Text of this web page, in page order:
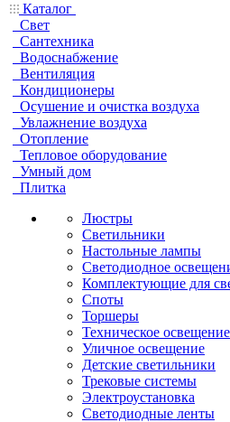
Каталог
Свет
Сантехника
Водоснабжение
Вентиляция
Кондиционеры
Осушение и очистка воздуха
Увлажнение воздуха
Отопление
Тепловое оборудование
Умный дом
Плитка
Люстры
Светильники
Настольные лампы
Светодиодное
Комплектующие для
Споты
Торшеры
Техническое освещение
Уличное освещение
Детские светильники
Трековые системы
Электроустановка
Светодиодные ленты